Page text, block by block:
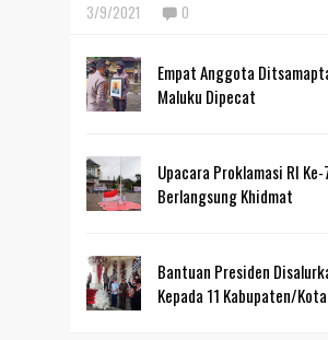
3/9/2021 0
Empat Anggota
Maluku Dipecat
Upacara Proklamasi RI
Berlangsung Khidmat
Bantuan Presiden
Kepada 11 Kabupaten/Kota